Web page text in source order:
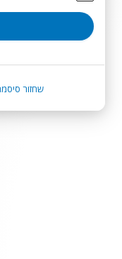
שחזור